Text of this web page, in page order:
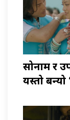
सोनाम र
यस्तो बन्यो